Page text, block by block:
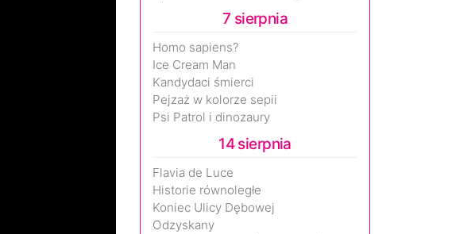
7 sierpnia
Homo sapiens?
Ice Cream Man
Kandydaci śmierci
Pejzaż w kolorze sepii
Psi Patrol i dinozaury
14 sierpnia
Flavia de Luce
Historie równoległe
Koniec Ulicy Dębowej
Odzyskany